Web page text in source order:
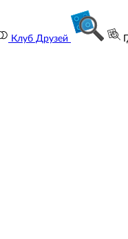
Клуб Друзей